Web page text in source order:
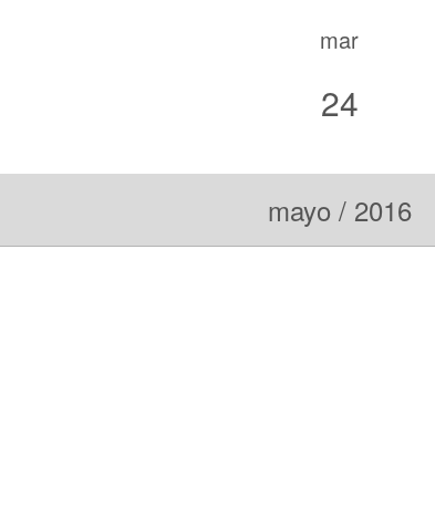
mar
24
mayo / 2016